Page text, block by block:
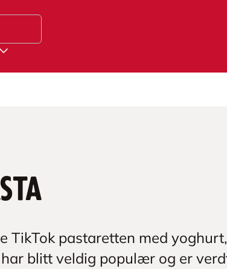
TikTok pastaretten med
blitt veldig populær og er